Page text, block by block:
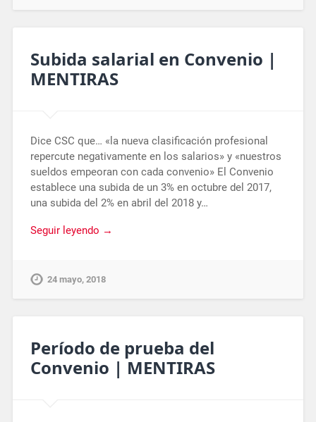
Subida salarial en Convenio |
MENTIRAS
Dice CSC que… «la nueva clasificación profesional
repercute negativamente en los salarios» y «nuestros
sueldos empeoran con cada convenio» El Convenio
establece una subida de un 3% en octubre del 2017,
una subida del 2% en abril del 2018 y…
Seguir leyendo →
24 mayo, 2018
Período de prueba del
Convenio | MENTIRAS